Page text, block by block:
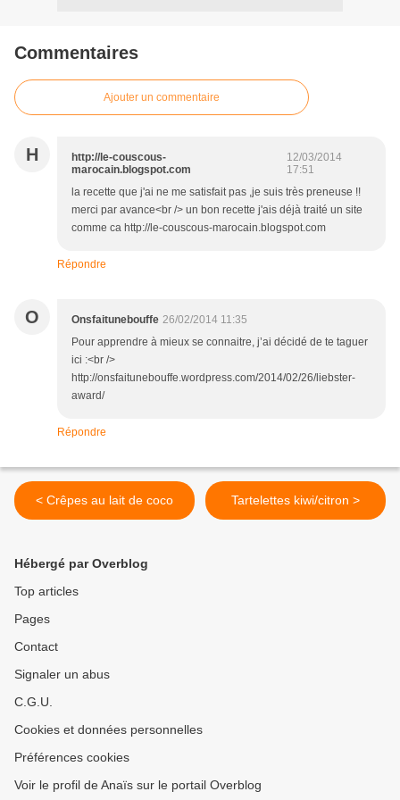
Commentaires
Ajouter un commentaire
H
http://le-couscous-
marocain.blogspot.com
12/03/2014
17:51
la recette que j'ai ne me satisfait pas ,je suis très preneuse !!
merci par avance<br /> un bon recette j'ais déjà traité un site
comme ca http://le-couscous-marocain.blogspot.com
Répondre
O Onsfaitunebouffe 26/02/2014 11:35
Pour apprendre à mieux se connaitre, j’ai décidé de te taguer
ici :<br />
http://onsfaitunebouffe.wordpress.com/2014/02/26/liebster-
award/
Répondre
< Crêpes au lait de coco Tartelettes kiwi/citron >
Hébergé par Overblog
Top articles
Pages
Contact
Signaler un abus
C.G.U.
Cookies et données personnelles
Préférences cookies
Voir le profil de Anaïs sur le portail Overblog